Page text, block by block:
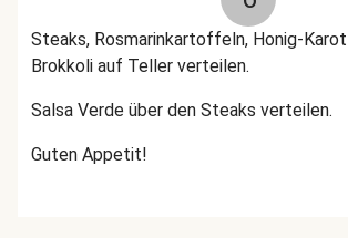
Steaks, Rosmarinkartoffeln, Honig-
Brokkoli auf Teller verteilen.
Salsa Verde über den Steaks verteilen.
Guten Appetit!